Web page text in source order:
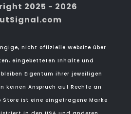
2025 - 2026
nicht offizielle Website über
eingebetteten Inhalte und
Eigentum ihrer jeweiligen
keinen Anspruch auf Rechte an
Store ist eine eingetragene Marke